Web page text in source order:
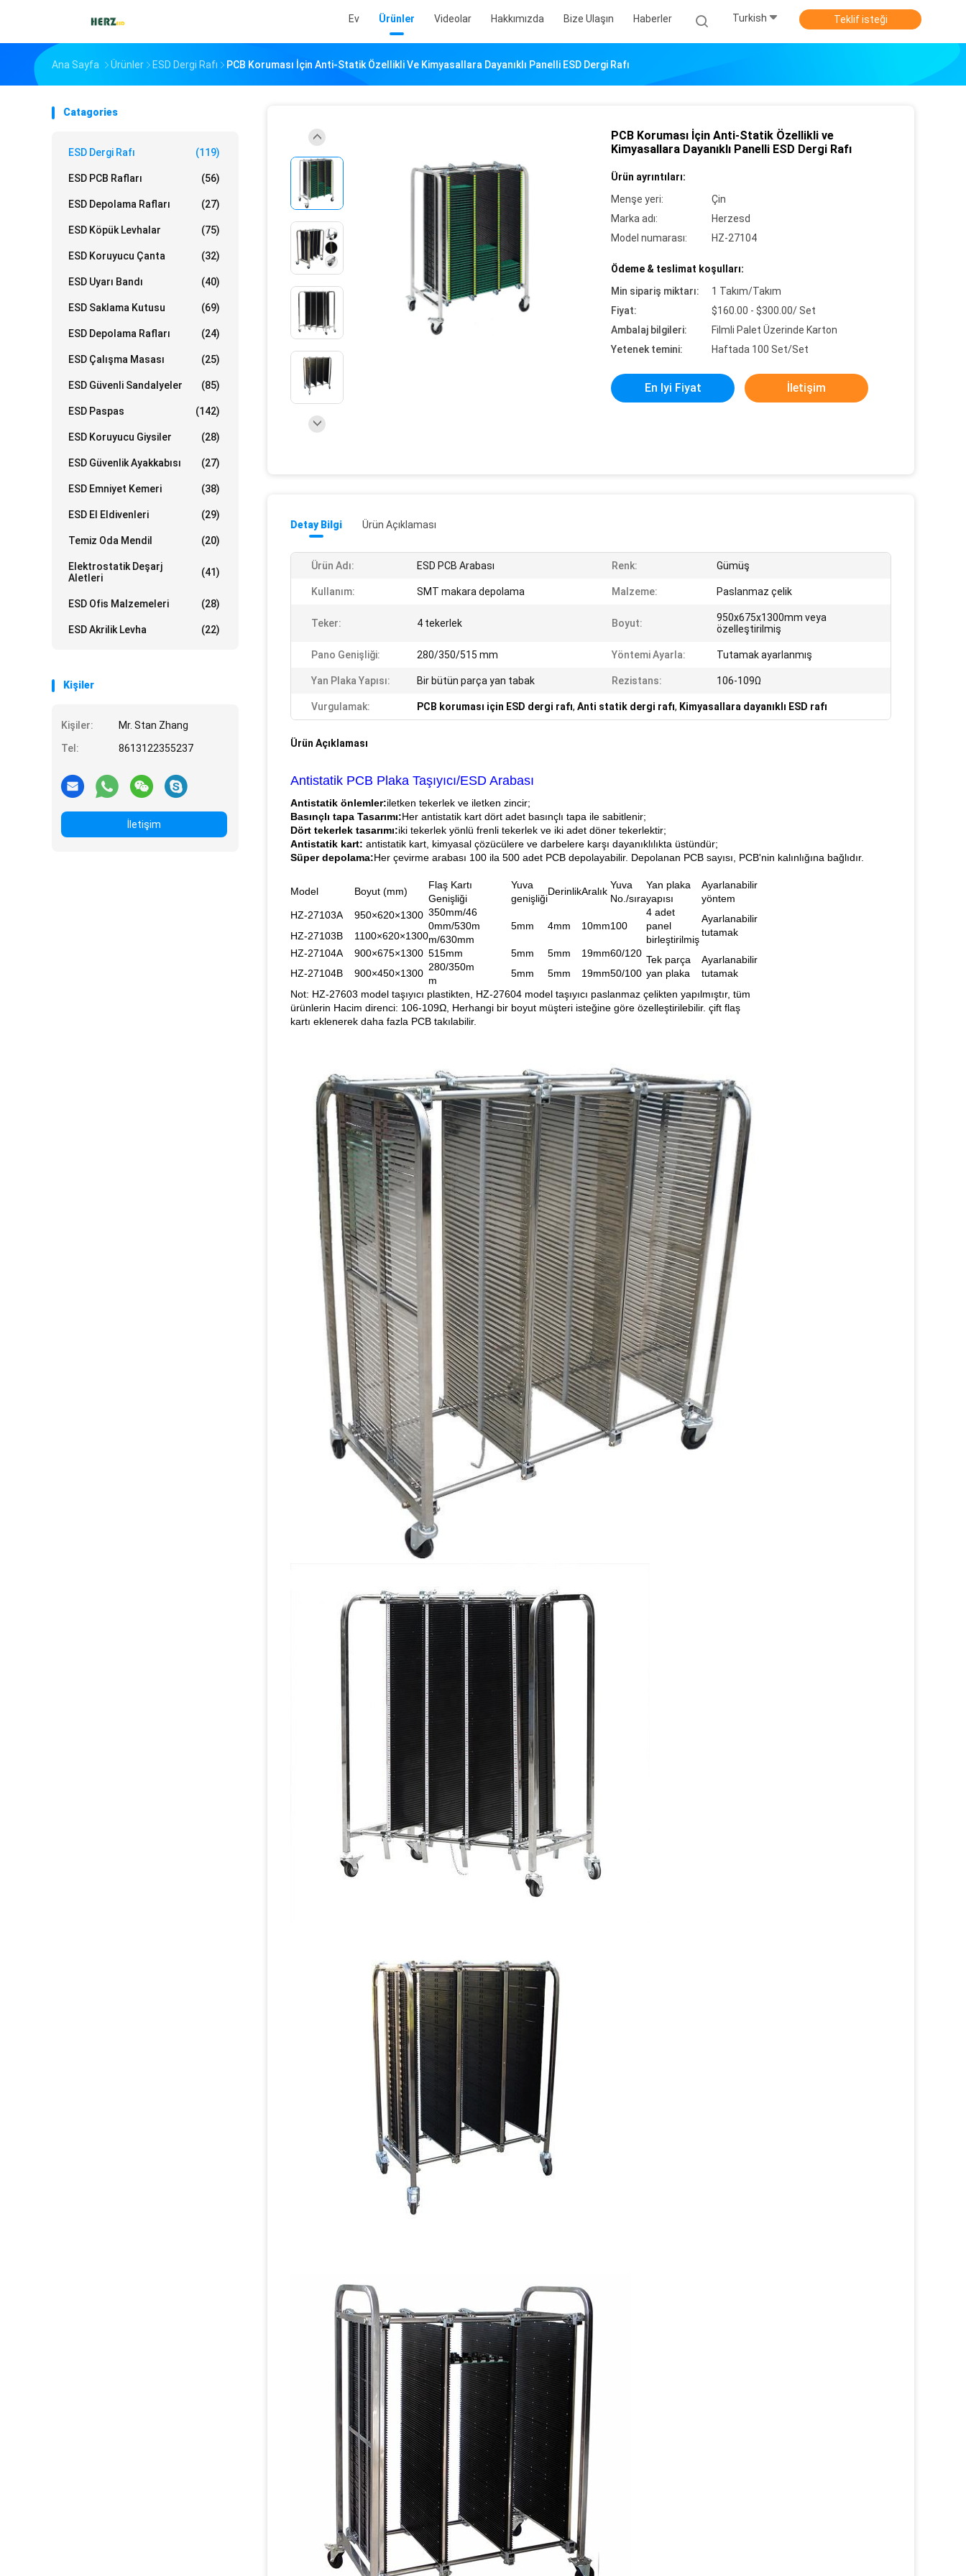
Ev Ürünler Videolar Hakkımızda Bize Ulaşın Haberler Turkish Teklif isteği
Ana Sayfa Ürünler ESD Dergi Rafı PCB Koruması İçin Anti-Statik Özellikli Ve Kimyasallara Dayanıklı Panelli ESD Dergi Rafı
Catagories
ESD Dergi Rafı (119)
ESD PCB Rafları (56)
ESD Depolama Rafları (27)
ESD Köpük Levhalar (75)
ESD Koruyucu Çanta (32)
ESD Uyarı Bandı (40)
ESD Saklama Kutusu (69)
ESD Depolama Rafları (24)
ESD Çalışma Masası (25)
ESD Güvenli Sandalyeler (85)
ESD Paspas (142)
ESD Koruyucu Giysiler (28)
ESD Güvenlik Ayakkabısı (27)
ESD Emniyet Kemeri (38)
ESD El Eldivenleri (29)
Temiz Oda Mendil (20)
Elektrostatik Deşarj
Aletleri
(41)
ESD Ofis Malzemeleri (28)
ESD Akrilik Levha (22)
Kişiler
Kişiler:
Mr. Stan Zhang
Tel:
8613122355237
İletişim
PCB Koruması İçin Anti-Statik Özellikli ve
Kimyasallara Dayanıklı Panelli ESD Dergi Rafı
Ürün ayrıntıları:
Menşe yeri:
Çin
Marka adı:
Herzesd
Model numarası:
HZ-27104
Ödeme & teslimat koşulları:
Min sipariş miktarı:
1 Takım/Takım
Fiyat:
$160.00 - $300.00/ Set
Ambalaj bilgileri:
Filmli Palet Üzerinde Karton
Yetenek temini:
Haftada 100 Set/Set
En Iyi Fiyat İletişim
Detay Bilgi Ürün Açıklaması
Ürün Adı: ESD PCB Arabası Renk: Gümüş
Kullanım: SMT makara depolama Malzeme: Paslanmaz çelik
Teker: 4 tekerlek Boyut:
950x675x1300mm veya
özelleştirilmiş
Pano Genişliği: 280/350/515 mm Yöntemi Ayarla: Tutamak ayarlanmış
Yan Plaka Yapısı: Bir bütün parça yan tabak Rezistans: 106-109Ω
Vurgulamak: PCB koruması için ESD dergi rafı, Anti statik dergi rafı, Kimyasallara dayanıklı ESD rafı
Ürün Açıklaması
Antistatik PCB Plaka Taşıyıcı/ESD Arabası
Antistatik önlemler:iletken tekerlek ve iletken zincir;
Basınçlı tapa Tasarımı:Her antistatik kart dört adet basınçlı tapa ile sabitlenir;
Dört tekerlek tasarımı:iki tekerlek yönlü frenli tekerlek ve iki adet döner tekerlektir;
Antistatik kart: antistatik kart, kimyasal çözücülere ve darbelere karşı dayanıklılıkta üstündür;
Süper depolama:Her çevirme arabası 100 ila 500 adet PCB depolayabilir. Depolanan PCB sayısı, PCB'nin kalınlığına bağlıdır.
Model Boyut (mm)
Flaş Kartı
Genişliği
Yuva
genişliği
DerinlikAralık
Yuva
No./sıra
Yan plaka
yapısı
Ayarlanabilir
yöntem
HZ-27103A
950×620×1300 350mm/46
0mm/530m
m/630mm
5mm 4mm 10mm100
4 adet
panel
birleştirilmiş
Ayarlanabilir
tutamak
HZ-27103B
1100×620×1300
HZ-27104A
900×675×1300 515mm 5mm 5mm 19mm60/120
Tek parça
yan plaka
Ayarlanabilir
tutamak
HZ-27104B 900×450×1300
280/350m
m
5mm 5mm 19mm50/100
Not: HZ-27603 model taşıyıcı plastikten, HZ-27604 model taşıyıcı paslanmaz çelikten yapılmıştır, tüm
ürünlerin Hacim direnci: 106-109Ω, Herhangi bir boyut müşteri isteğine göre özelleştirilebilir. çift flaş
kartı eklenerek daha fazla PCB takılabilir.